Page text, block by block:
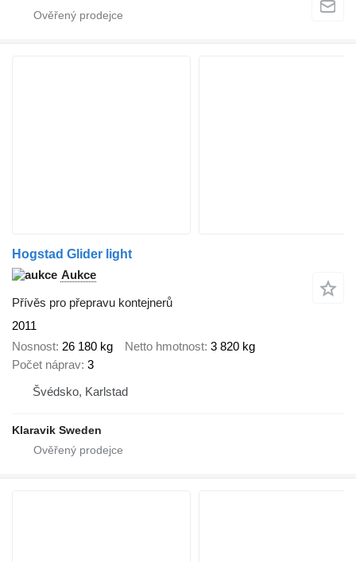
Hogstad Glider light
Aukce
Přívěs pro přepravu kontejnerů
2011
Nosnost 26 180 kg Netto hmotnost 3 820 kg
Počet náprav 3
Švédsko, Karlstad
Klaravik Sweden